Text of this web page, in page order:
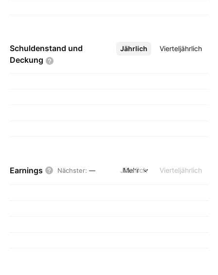
Schuldenstand und
Deckung
Jährlich Vierteljährlich
Mehr
Earnings Nächster: — Jährlich Vierteljährlich
Mehr